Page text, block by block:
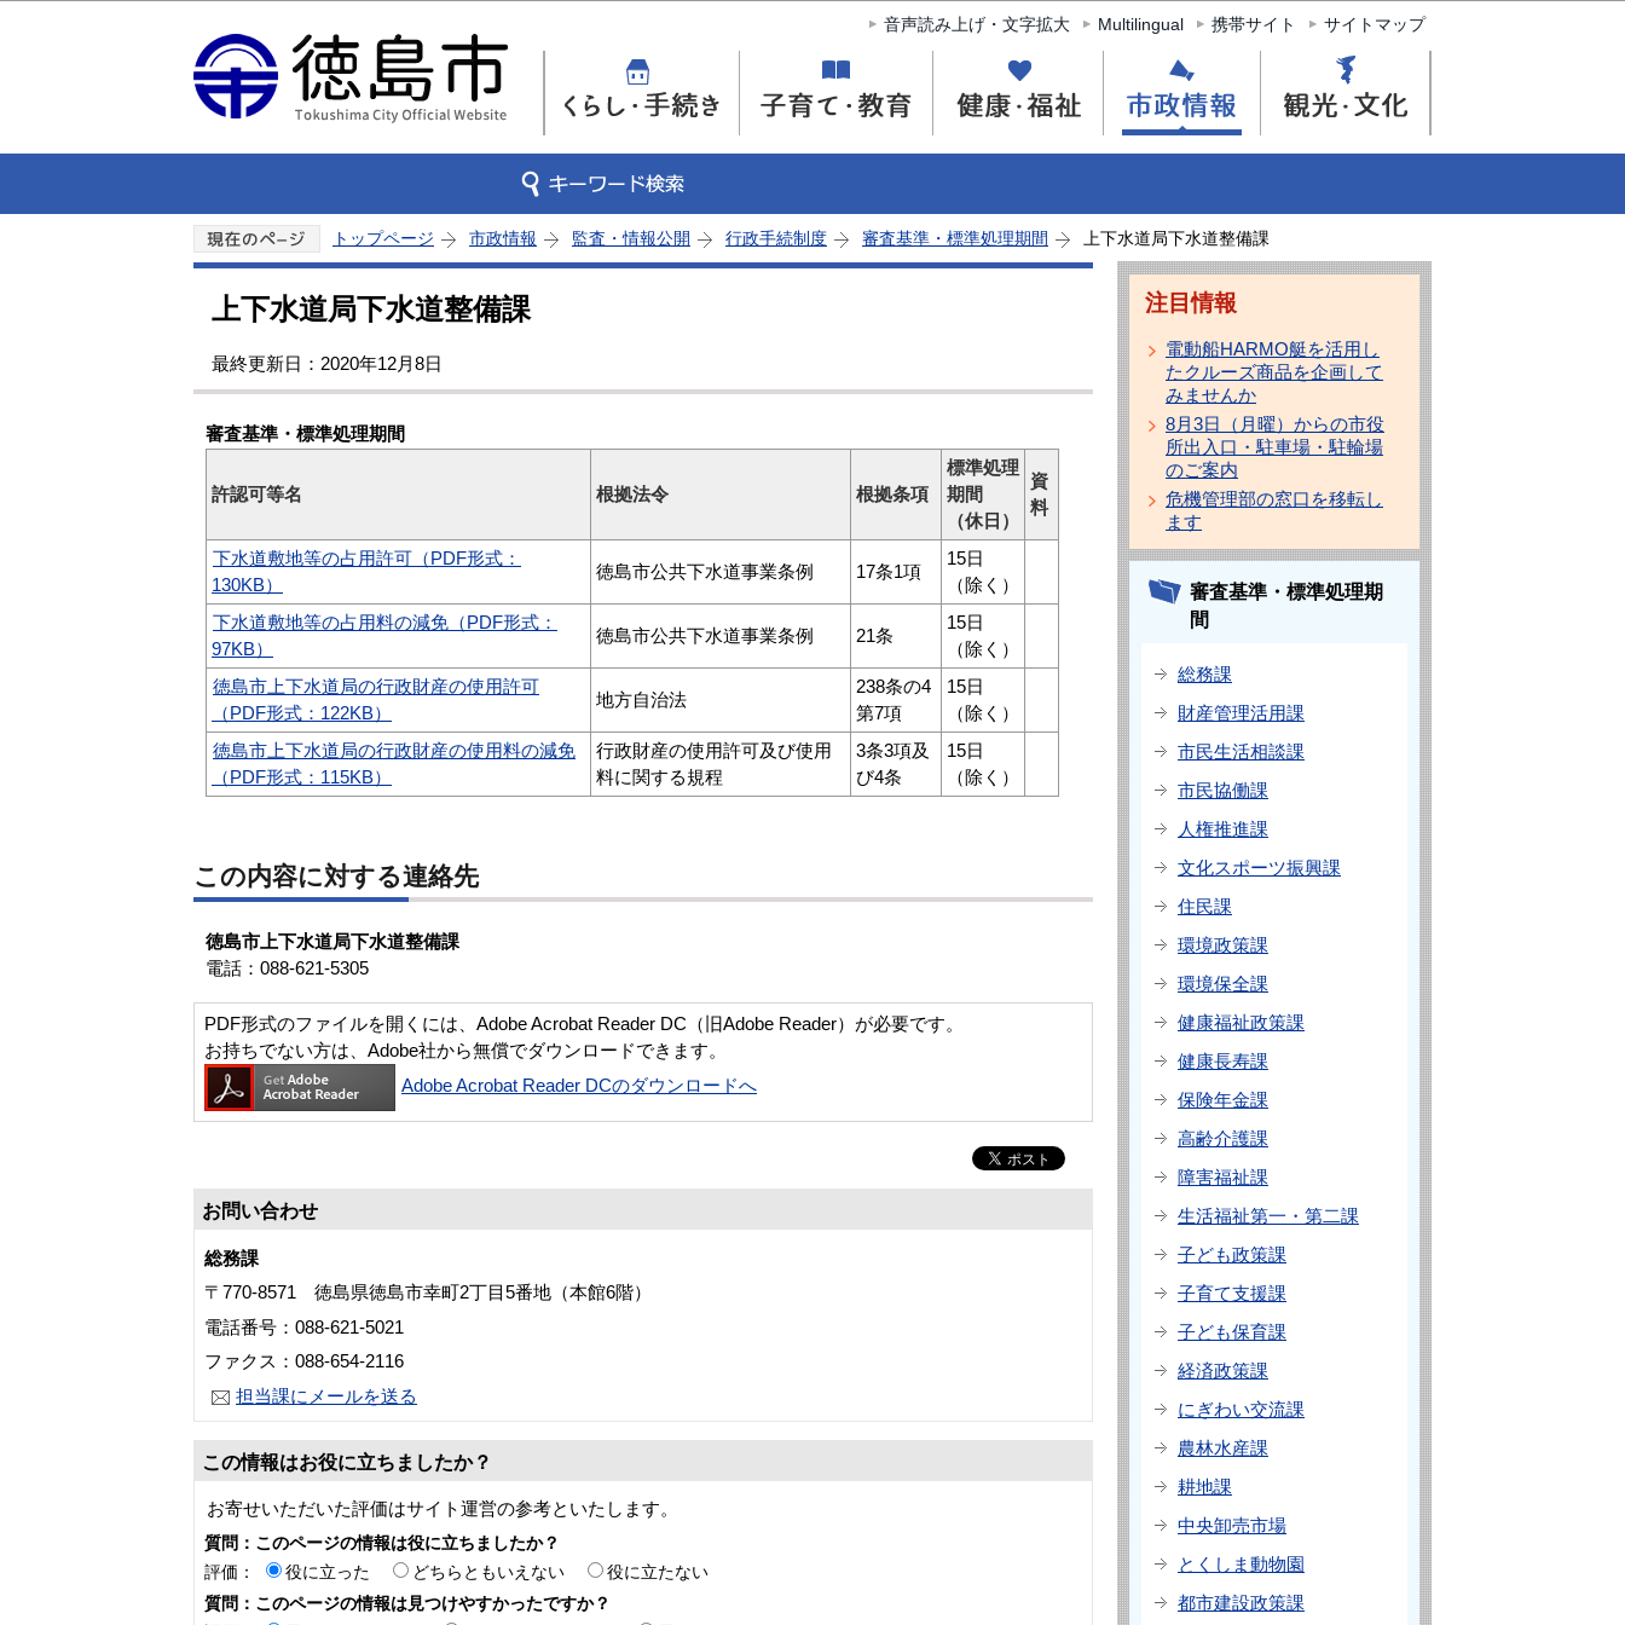
このページの本文へ移動
音声読み上げ・文字拡大 Multilingual 携帯サイト サイトマップ
トップページ 市政情報 監査・情報公開 行政手続制度 審査基準・標準処理期間 上下水道局下水道整備課
上下水道局下水道整備課
最終更新日：2020年12月8日
審査基準・標準処理期間
許認可等名 根拠法令 根拠条項
標準処理
期間
（休日）
資
料
下水道敷地等の占用許可（PDF形式：
130KB）
徳島市公共下水道事業条例 17条1項
15日
（除く）
下水道敷地等の占用料の減免（PDF形式：
97KB）
徳島市公共下水道事業条例 21条
15日
（除く）
徳島市上下水道局の行政財産の使用許可
（PDF形式：122KB）
地方自治法
238条の4
第7項
15日
（除く）
徳島市上下水道局の行政財産の使用料の減免
（PDF形式：115KB）
行政財産の使用許可及び使用
料に関する規程
3条3項及
び4条
15日
（除く）
この内容に対する連絡先
徳島市上下水道局下水道整備課
電話：088-621-5305
PDF形式のファイルを開くには、Adobe Acrobat Reader DC（旧Adobe Reader）が必要です。
お持ちでない方は、Adobe社から無償でダウンロードできます。
Adobe Acrobat Reader DCのダウンロードへ
お問い合わせ
総務課
〒770-8571 徳島県徳島市幸町2丁目5番地（本館6階）
電話番号：088-621-5021
ファクス：088-654-2116
担当課にメールを送る
この情報はお役に立ちましたか？
お寄せいただいた評価はサイト運営の参考といたします。
質問：このページの情報は役に立ちましたか？
評価：
役に立った どちらともいえない
役に立たない
質問：このページの情報は見つけやすかったですか？
注目情報
電動船HARMO艇を活用し
たクルーズ商品を企画して
みませんか
8月3日（月曜）からの市役
所出入口・駐車場・駐輪場
のご案内
危機管理部の窓口を移転し
ます
審査基準・標準処理期
間
総務課
財産管理活用課
市民生活相談課
市民協働課
人権推進課
文化スポーツ振興課
住民課
環境政策課
環境保全課
健康福祉政策課
健康長寿課
保険年金課
高齢介護課
障害福祉課
生活福祉第一・第二課
子ども政策課
子育て支援課
子ども保育課
経済政策課
にぎわい交流課
農林水産課
耕地課
中央卸売市場
とくしま動物園
都市建設政策課